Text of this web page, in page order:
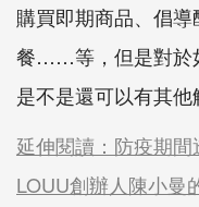
購買即期商品、倡
餐……等，但是對於
是不是還可以有其他
延伸閱讀：防疫期
LOUU創辦人陳小曼